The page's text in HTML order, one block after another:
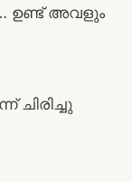
ഉണ്ട്‌ അവളും
ചിരിച്ചു